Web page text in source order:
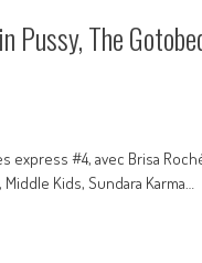
Pussy, The
express #4, avec Brisa
Kids, Sundara Karma…